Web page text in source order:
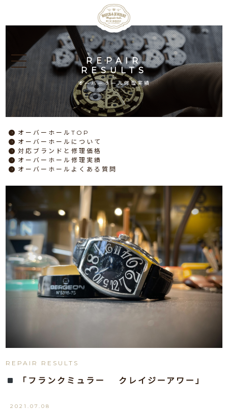
REPAIR
RESULTS
オーバーホール修理実績
オーバーホールTOP
オーバーホール について
対応ブランドと修理価格
オーバーホール修理実績
オーバーホール よくある質問
REPAIR RESULTS
「フランクミュラー クレイジーアワー」
2021.07.08